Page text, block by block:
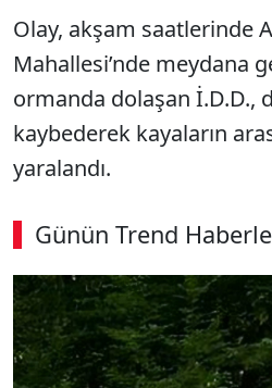
Olay, akşam saatlerinde
Mahallesi’nde meydana
ormanda dolaşan İ.D.D.,
kaybederek kayaların
yaralandı.
Günün Trend
00:02 / 09:15